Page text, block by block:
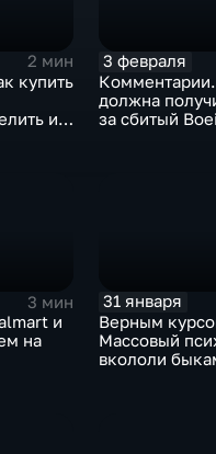
2 мин
купить
их
3 февраля
должна
за сбитый
3 мин
и
на
31 января
Верным
Массовый
вкололи